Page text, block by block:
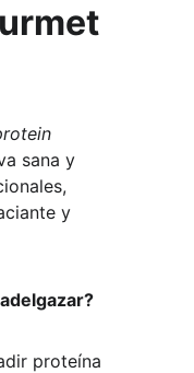
sana y
y
proteína